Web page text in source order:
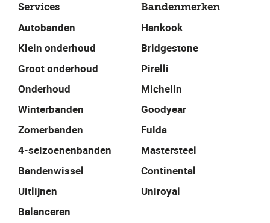
Services
Autobanden
Klein onderhoud
Groot onderhoud
Onderhoud
Winterbanden
Zomerbanden
4-seizoenenbanden
Bandenwissel
Uitlijnen
Balanceren
Bandenmerken
Hankook
Bridgestone
Pirelli
Michelin
Goodyear
Fulda
Mastersteel
Continental
Uniroyal